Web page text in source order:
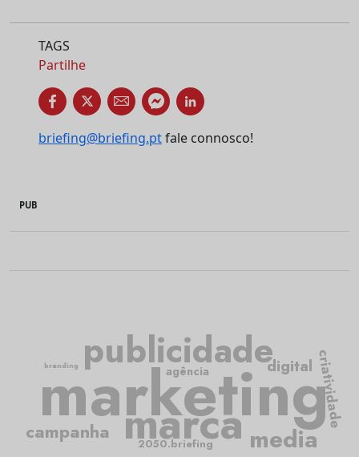
TAGS
Partilhe
briefing@briefing.ptfale connosco!
PUB
marketing
publicidade
marca criatividade
campanha media
agência digital
2050.briefing
branding